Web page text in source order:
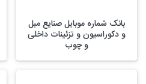
بانک شماره موبایل صنایع مبل
و دکوراسیون و تزئینات داخلی
و چوب